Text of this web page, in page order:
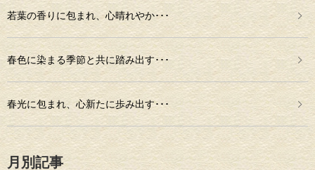
若葉の香りに包まれ、心晴れやか･･･
春色に染まる季節と共に踏み出す･･･
春光に包まれ、心新たに歩み出す･･･
月別記事